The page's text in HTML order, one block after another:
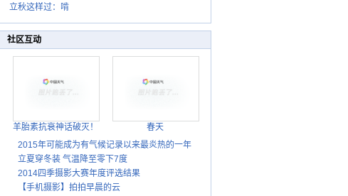
立秋这样过：啃
祝丰收迎秋来
社区互动
羊胎素抗衰神话破灭！
春天
2015年可能成为有气候记录以来最炎热的一年
立夏穿冬装 气温降至零下7度
2014四季摄影大赛年度评选结果
【手机摄影】拍拍早晨的云